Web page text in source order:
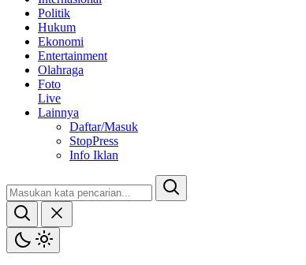
Politik
Hukum
Ekonomi
Entertainment
Olahraga
Foto
Live
Lainnya
Daftar/Masuk
StopPress
Info Iklan